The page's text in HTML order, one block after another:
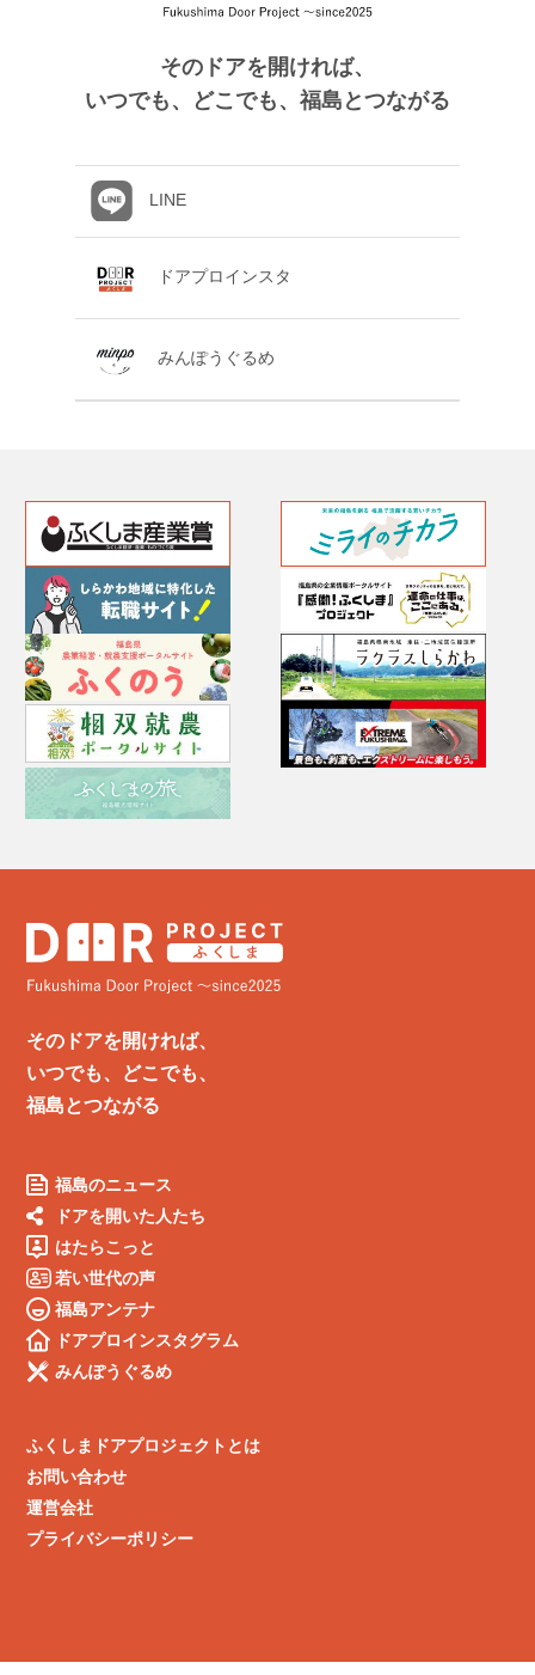
そのドアを開ければ、
いつでも、どこでも、福島とつながる
LINE
ドアプロインスタ
みんぽうぐるめ
そのドアを開ければ、
いつでも、どこでも、
福島とつながる
福島のニュース
ドアを開いた人たち
はたらこっと
若い世代の声
福島アンテナ
ドアプロインスタグラム
みんぽうぐるめ
ふくしまドアプロジェクトとは
お問い合わせ
運営会社
プライバシーポリシー